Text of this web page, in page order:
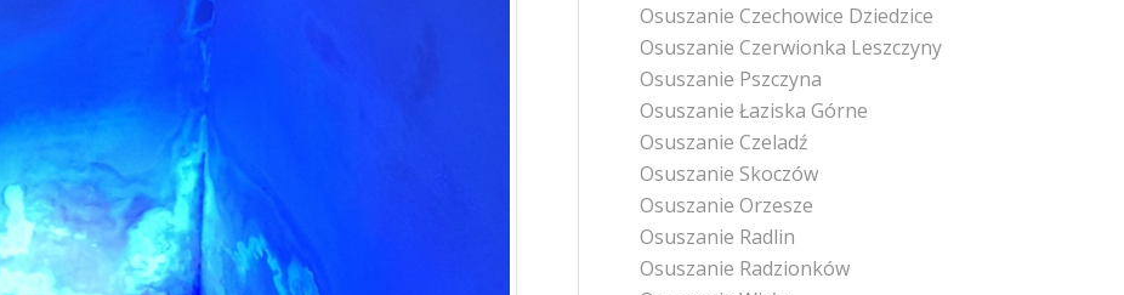
Osuszanie Czechowice Dziedzice
Osuszanie Czerwionka Leszczyny
Osuszanie Pszczyna
Osuszanie Łaziska Górne
Osuszanie Czeladź
Osuszanie Skoczów
Osuszanie Orzesze
Osuszanie Radlin
Osuszanie Radzionków